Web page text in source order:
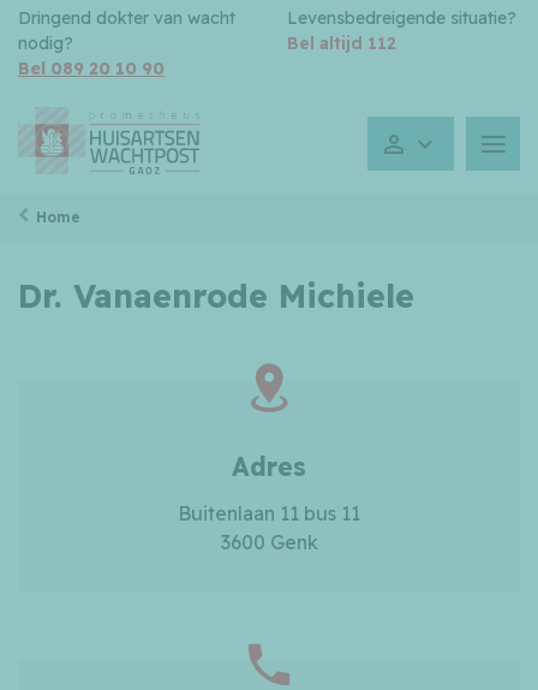
Dringend dokter van wacht
nodig?
Bel 089 20 10 90
Levensbedreigende situatie?
Bel altijd 112
GeslotenMenu
Home
Dr. Vanaenrode Michiele
Adres
Buitenlaan 11 bus 11
3600 Genk